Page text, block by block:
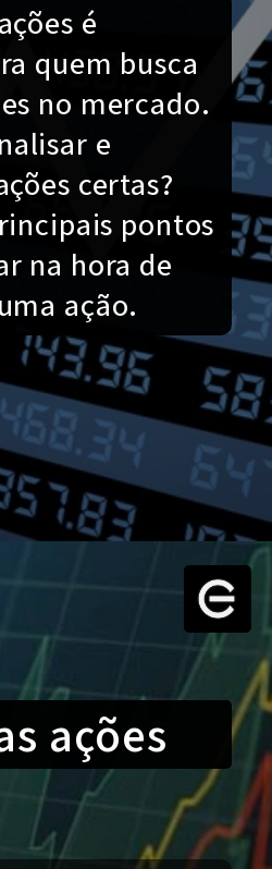
é
quem busca
no mercado.
e
certas?
pontos
na hora de
ação.
ações